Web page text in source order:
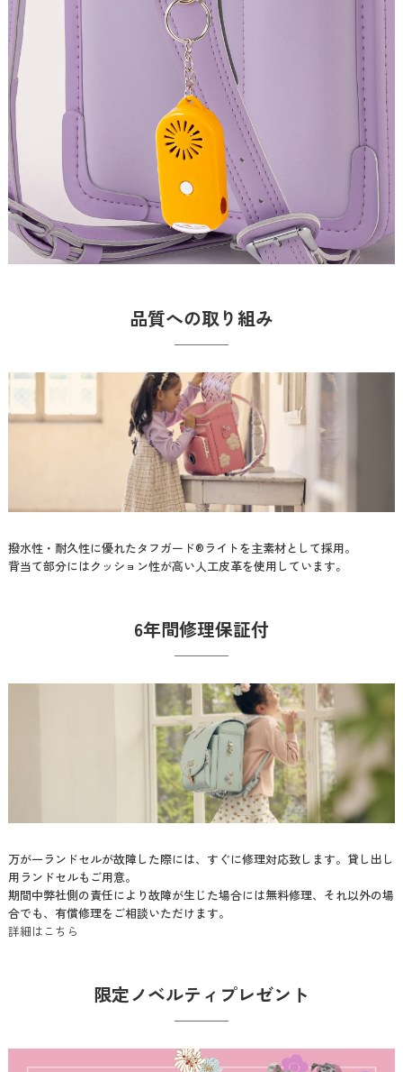
品質への取り組み
撥水性・耐久性に優れたタフガード®ライトを主素材として採用。
背当て部分にはクッション性が高い人工皮革を使用しています。
6年間修理保証付
万が一ランドセルが故障した際には、すぐに修理対応致します。貸し出し
用ランドセルもご用意。
期間中弊社側の責任により故障が生じた場合には無料修理、それ以外の場
合でも、有償修理をご相談いただけます。
詳細はこちら
限定ノベルティプレゼント